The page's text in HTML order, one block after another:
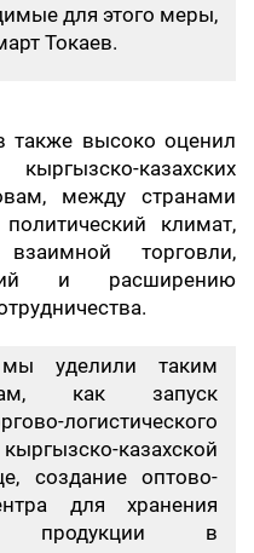
для этого меры,
Токаев.
также высоко оценил
казахских
между странами
климат,
торговли,
и расширению
уделили таким
как запуск
логистического
казахской
создание оптово-
для хранения
продукции в